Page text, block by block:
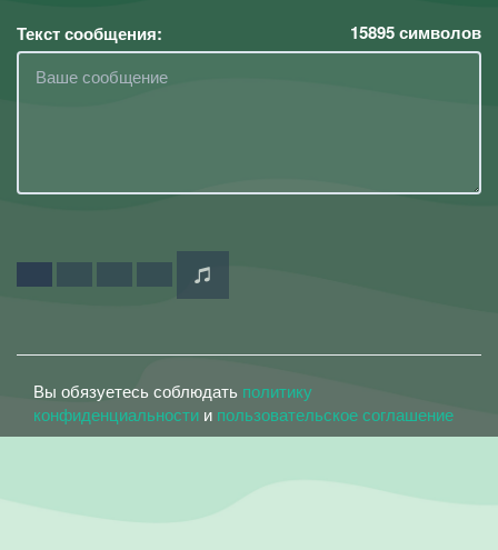
Текст сообщения: 15895символов
Вы обязуетесь соблюдать политику
конфиденциальности и пользовательское соглашение